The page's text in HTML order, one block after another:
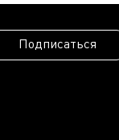
Подписаться